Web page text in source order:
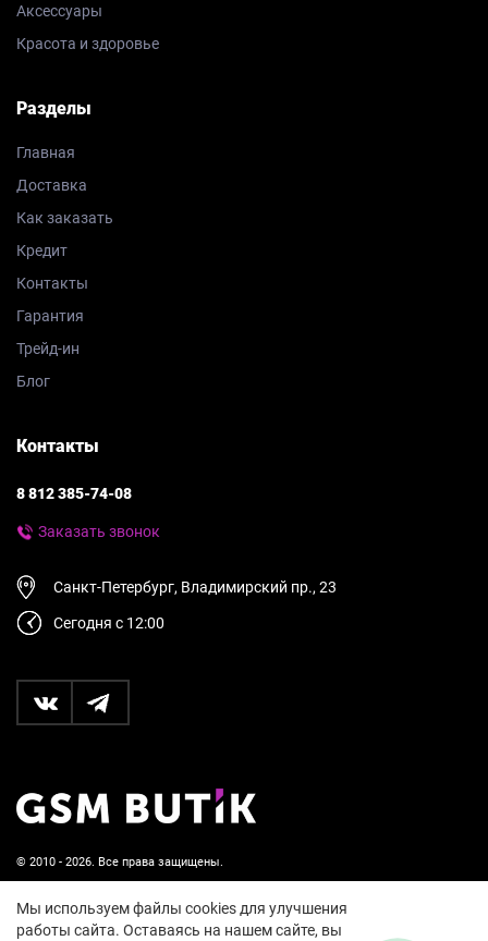
© 2010 - 2026. Все права защищены.
Пользовательское соглашение и политика
конфиденциальности
Аксессуары
Красота и здоровье
Разделы
Главная
Доставка
Как заказать
Кредит
Контакты
Гарантия
Трейд-ин
Блог
Контакты
8 812 385-74-08
Заказать звонок
Санкт-Петербург, Владимирский пр., 23
Сегодня с 12:00
Мы используем файлы cookies для улучшения
работы сайта. Оставаясь на нашем сайте, вы